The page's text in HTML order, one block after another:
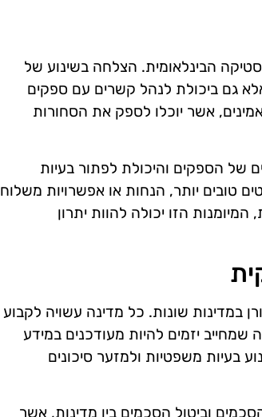
הבינלאומית. הצלחה בשינוע של
גם ביכולת לנהל קשרים עם ספקים
אשר יוכלו לספק את הסחורות
של הספקים והיכולת לפתור בעיות
טובים יותר, הנחות או אפשרויות משלוח
הזו יכולה להוות יתרון
במדינות שונות. כל מדינה עשויה לקבוע
שמחייב יזמים להיות מעודכנים במידע
בעיות משפטיות ולמזער סיכונים
וביטול הסכמים בין מדינות, אשר